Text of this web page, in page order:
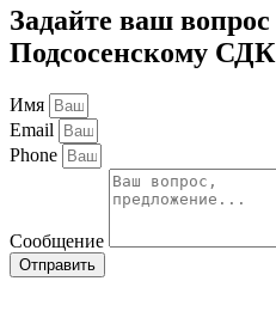
Задайте ваш вопрос
Подсосенскому СДК
Имя
Email
Phone
Сообщение
Отправить